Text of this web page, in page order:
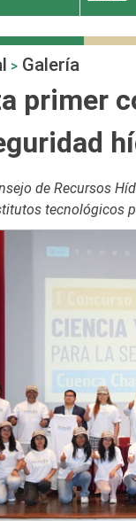
> Galería
primer
de Recursos
tecnológicos